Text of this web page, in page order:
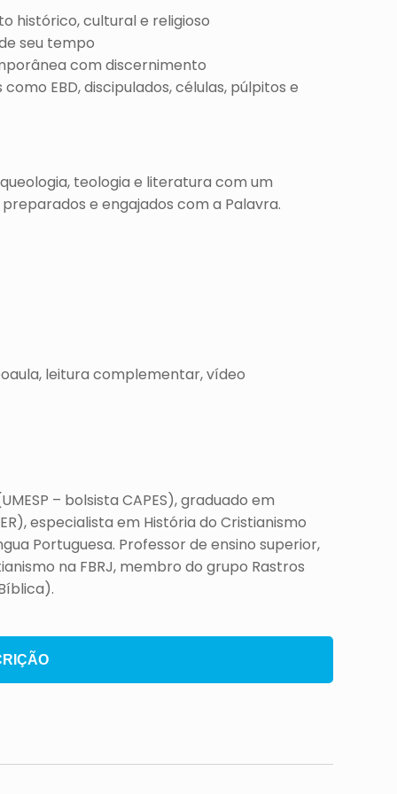
histórico, cultural e religioso
seu tempo
com discernimento
EBD, discipulados, células, púlpitos e
teologia e literatura com um
e engajados com a Palavra.
leitura complementar, vídeo
– bolsista CAPES), graduado em
especialista em História do Cristianismo
Portuguesa. Professor de ensino superior,
na FBRJ, membro do grupo Rastros